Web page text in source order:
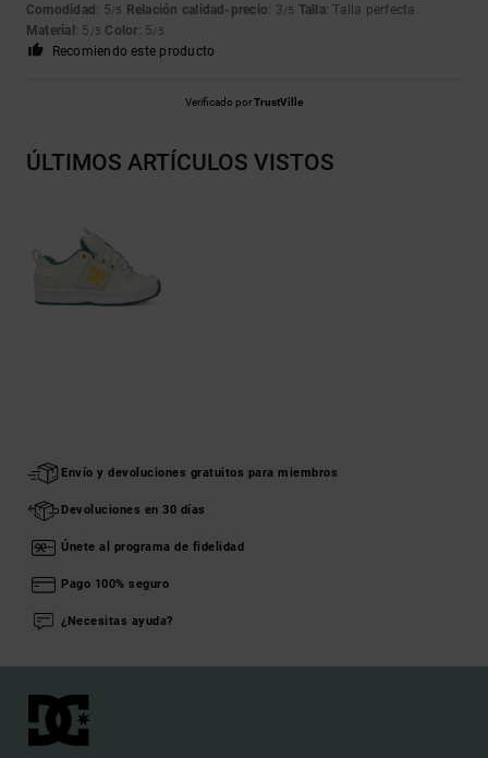
Comodidad: 5/5 Relación calidad-precio: 3/5 Talla: Talla perfecta
Material: 5 /5 Color: 5/5
Recomiendo este producto
Verificado porTrustVille
ÚLTIMOS ARTÍCULOS VISTOS
Envío y devoluciones gratuitos para miembros
Devoluciones en 30 días
Únete al programa de fidelidad
Pago 100% seguro
¿Necesitas ayuda?